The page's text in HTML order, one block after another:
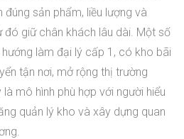
sản phẩm, liều lượng và
đó giữ chân khách lâu dài. Một số
làm đại lý cấp 1, có kho bãi
tận nơi, mở rộng thị trường
mô hình phù hợp với người hiểu
quản lý kho và xây dựng quan